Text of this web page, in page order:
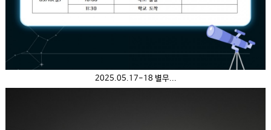
2025.05.17-18 별무...